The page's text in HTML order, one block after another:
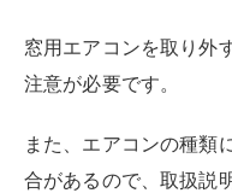
窓用エアコンを取り外
注意が必要です。
また、エアコンの種類
合があるので、取扱説